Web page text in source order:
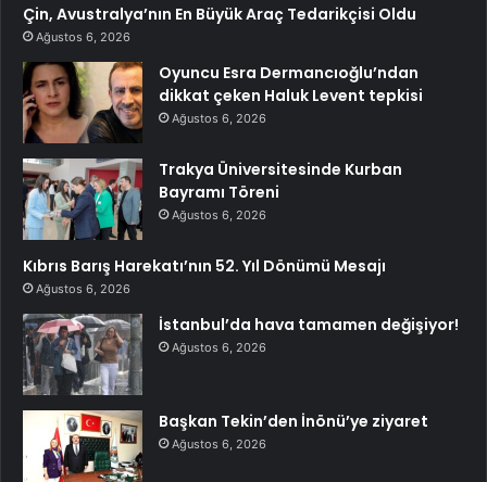
Çin, Avustralya’nın En Büyük Araç Tedarikçisi Oldu
Ağustos 6, 2026
Oyuncu Esra Dermancıoğlu’ndan
dikkat çeken Haluk Levent tepkisi
Ağustos 6, 2026
Trakya Üniversitesinde Kurban
Bayramı Töreni
Ağustos 6, 2026
Kıbrıs Barış Harekatı’nın 52. Yıl Dönümü Mesajı
Ağustos 6, 2026
İstanbul’da hava tamamen değişiyor!
Ağustos 6, 2026
Başkan Tekin’den İnönü’ye ziyaret
Ağustos 6, 2026